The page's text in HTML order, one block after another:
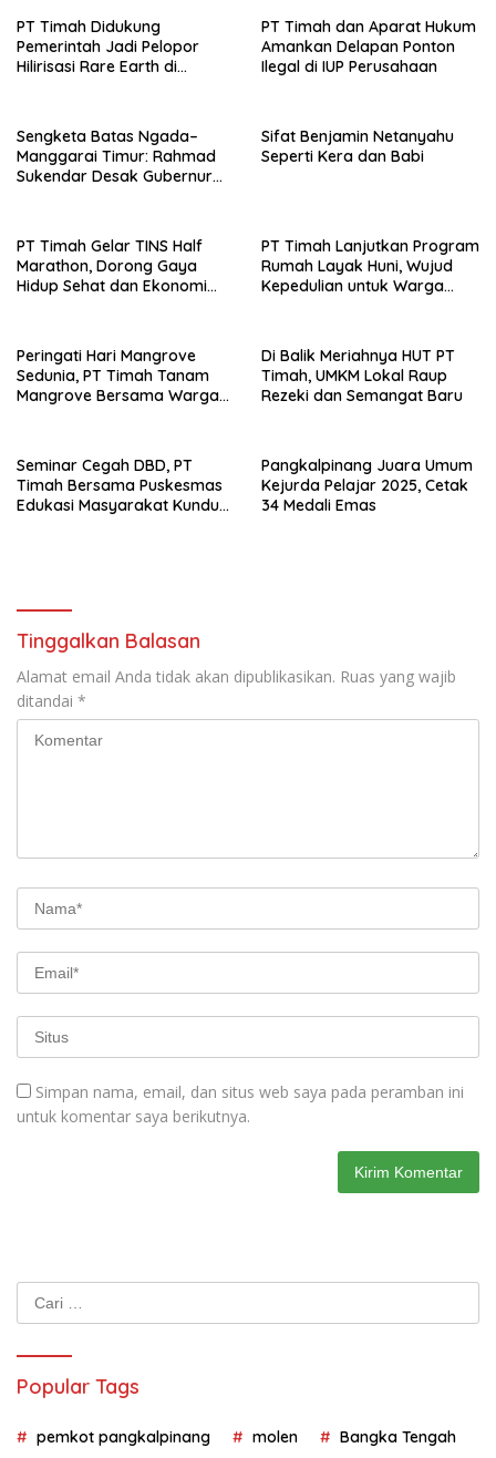
PT Timah Didukung
Pemerintah Jadi Pelopor
Hilirisasi Rare Earth di
PT Timah dan Aparat Hukum
Amankan Delapan Ponton
Ilegal di IUP Perusahaan
Sengketa Batas Ngada–
Manggarai Timur: Rahmad
Sukendar Desak Gubernur
Sifat Benjamin Netanyahu
Seperti Kera dan Babi
PT Timah Gelar TINS Half
Marathon, Dorong Gaya
Hidup Sehat dan Ekonomi
PT Timah Lanjutkan Program
Rumah Layak Huni, Wujud
Kepedulian untuk Warga
Peringati Hari Mangrove
Sedunia, PT Timah Tanam
Mangrove Bersama Warga
Di Balik Meriahnya HUT PT
Timah, UMKM Lokal Raup
Rezeki dan Semangat Baru
Seminar Cegah DBD, PT
Timah Bersama Puskesmas
Edukasi Masyarakat Kundur
Pangkalpinang Juara Umum
Kejurda Pelajar 2025, Cetak
34 Medali Emas
Tinggalkan Balasan
Alamat email Anda tidak akan dipublikasikan. Ruas yang wajib
ditandai *
Simpan nama, email, dan situs web saya pada peramban ini
untuk komentar saya berikutnya.
Cari
untuk:
Popular Tags
pemkot pangkalpinang molen Bangka Tengah